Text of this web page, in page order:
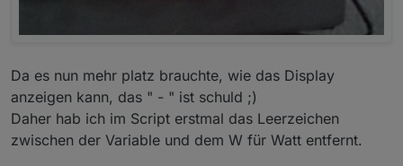
Da es nun mehr platz brauchte, wie das Display
anzeigen kann, das " - " ist schuld ;)
Daher hab ich im Script erstmal das Leerzeichen
zwischen der Variable und dem W für Watt entfernt.